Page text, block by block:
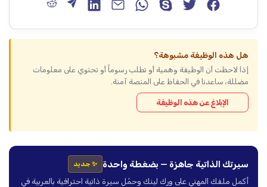
هل هذه الوظيفة مشبوهة؟
إذا لاحظت أن الوظيفة وهمية أو تطلب رسوماً أو تحتوي على معلومات
مضللة، ساعدنا في الحفاظ على المنصة آمنة.
الإبلاغ عن هذه الوظيفة
سيرتك الذاتية جاهزة — بضغطة واحدة ✨ جديد
أكمل ملفك المهني على ورك لينك وحمّل سيرة ذاتية احترافية بالعربية في